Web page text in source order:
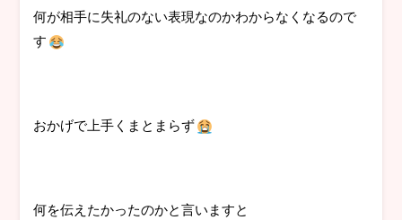
何が相手に失礼のない表現なのかわからなくなるので
す
おかげで上手くまとまらず
何を伝えたかったのかと言いますと